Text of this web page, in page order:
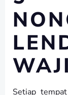
Setiap